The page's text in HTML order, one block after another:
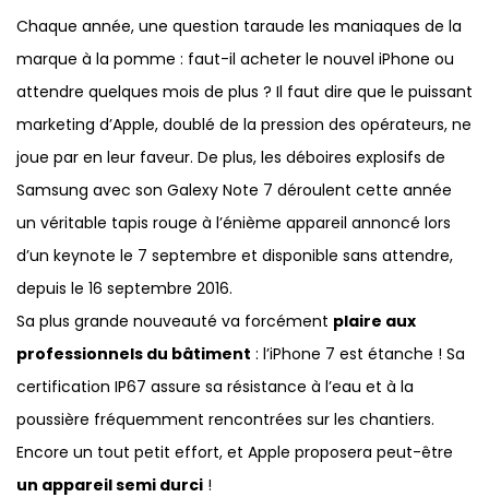
Chaque année, une question taraude les maniaques de la
marque à la pomme : faut-il acheter le nouvel iPhone ou
attendre quelques mois de plus ? Il faut dire que le puissant
marketing d’Apple, doublé de la pression des opérateurs, ne
joue par en leur faveur. De plus, les déboires explosifs de
Samsung avec son Galexy Note 7 déroulent cette année
un véritable tapis rouge à l’énième appareil annoncé lors
d’un keynote le 7 septembre et disponible sans attendre,
depuis le 16 septembre 2016.
Sa plus grande nouveauté va forcément plaire aux
professionnels du bâtiment : l’iPhone 7 est étanche ! Sa
certification IP67 assure sa résistance à l’eau et à la
poussière fréquemment rencontrées sur les chantiers.
Encore un tout petit effort, et Apple proposera peut-être
un appareil semi durci !